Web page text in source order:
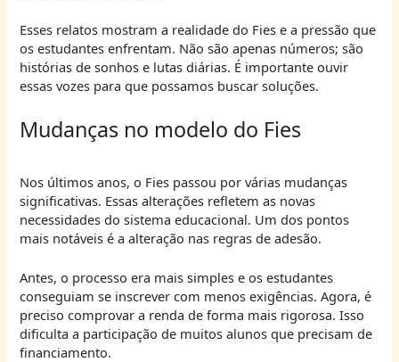
Esses relatos mostram a realidade do Fies e a pressão que
os estudantes enfrentam. Não são apenas números; são
histórias de sonhos e lutas diárias. É importante ouvir
essas vozes para que possamos buscar soluções.
Mudanças no modelo do Fies
Nos últimos anos, o Fies passou por várias mudanças
significativas. Essas alterações refletem as novas
necessidades do sistema educacional. Um dos pontos
mais notáveis é a alteração nas regras de adesão.
Antes, o processo era mais simples e os estudantes
conseguiam se inscrever com menos exigências. Agora, é
preciso comprovar a renda de forma mais rigorosa. Isso
dificulta a participação de muitos alunos que precisam de
financiamento.